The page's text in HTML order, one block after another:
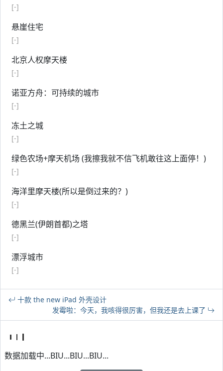
[-]
悬崖住宅
[-]
北京人权摩天楼
[-]
诺亚方舟：可持续的城市
[-]
冻土之城
[-]
绿色农场+摩天机场 (我擦我就不信飞机敢往这上面停！)
[-]
海洋里摩天楼(所以是倒过来的？)
[-]
德黑兰(伊朗首都)之塔
[-]
漂浮城市
[-]
十款 the new iPad 外壳设计
发霉啦：今天，我咳得很厉害，但我还是去上课了
数据加载中...BIU...BIU...BIU...